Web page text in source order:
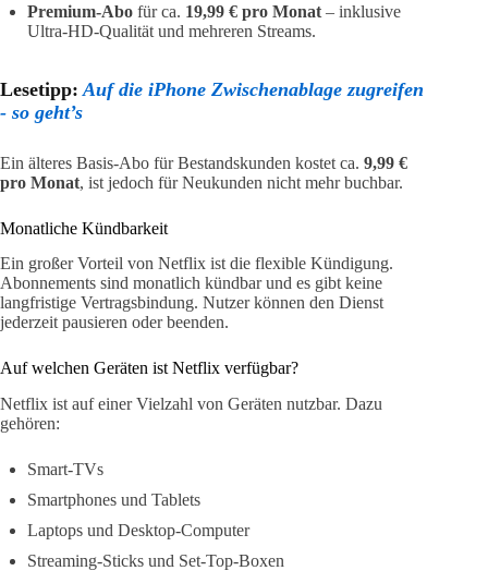
Premium-Abo für ca. 19,99 € pro Monat – inklusive
Ultra-HD-Qualität und mehreren Streams.
Lesetipp: Auf die iPhone Zwischenablage zugreifen
- so geht’s
Ein älteres Basis-Abo für Bestandskunden kostet ca. 9,99 €
pro Monat, ist jedoch für Neukunden nicht mehr buchbar.
Monatliche Kündbarkeit
Ein großer Vorteil von Netflix ist die flexible Kündigung.
Abonnements sind monatlich kündbar und es gibt keine
langfristige Vertragsbindung. Nutzer können den Dienst
jederzeit pausieren oder beenden.
Auf welchen Geräten ist Netflix verfügbar?
Netflix ist auf einer Vielzahl von Geräten nutzbar. Dazu
gehören:
Smart-TVs
Smartphones und Tablets
Laptops und Desktop-Computer
Streaming-Sticks und Set-Top-Boxen